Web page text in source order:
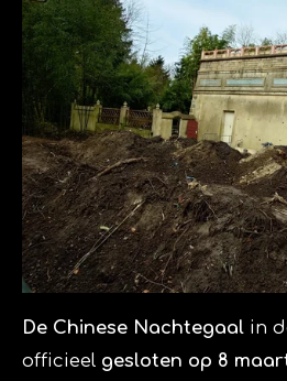
De Chinese Nachtegaal in
officieel gesloten op 8